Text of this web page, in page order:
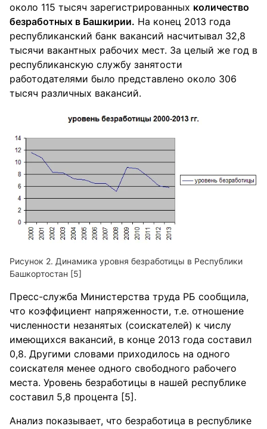
около 115 тысяч зарегистрированных количество
безработных в Башкирии. На конец 2013 года
республиканский банк вакансий насчитывал 32,8
тысячи вакантных рабочих мест. За целый же год в
республиканскую службу занятости
работодателями было представлено около 306
тысяч различных вакансий.
Динамика уровня безработицы в Республики
Башкортостан [5]
Пресс-служба Министерства труда РБ сообщила,
что коэффициент напряженности, т.е. отношение
численности незанятых (соискателей) к числу
имеющихся вакансий, в конце 2013 года составил
0,8. Другими словами приходилось на одного
соискателя менее одного свободного рабочего
места. Уровень безработицы в нашей республике
составил 5,8 процента [5].
Анализ показывает, что безработица в республике